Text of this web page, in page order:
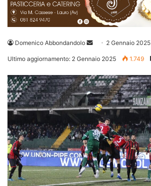
Domenico Abbondandolo
Invia 2 Gennaio 2025
Ultimo aggiornamento: 2 Gennaio 2025 1.749